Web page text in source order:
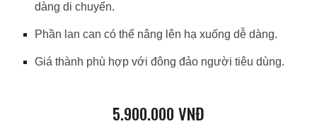
dàng di chuyển.
Phần lan can có thể nâng lên hạ xuống dễ dàng.
Giá thành phù hợp với đông đảo người tiêu dùng.
5.900.000 VNĐ